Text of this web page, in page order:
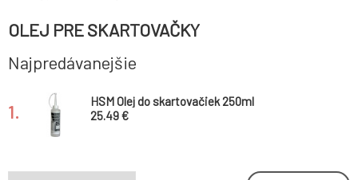
OLEJ PRE SKARTOVAČKY
Najpredávanejšie
1.
HSM Olej do skartovačiek 250ml
25.49 €